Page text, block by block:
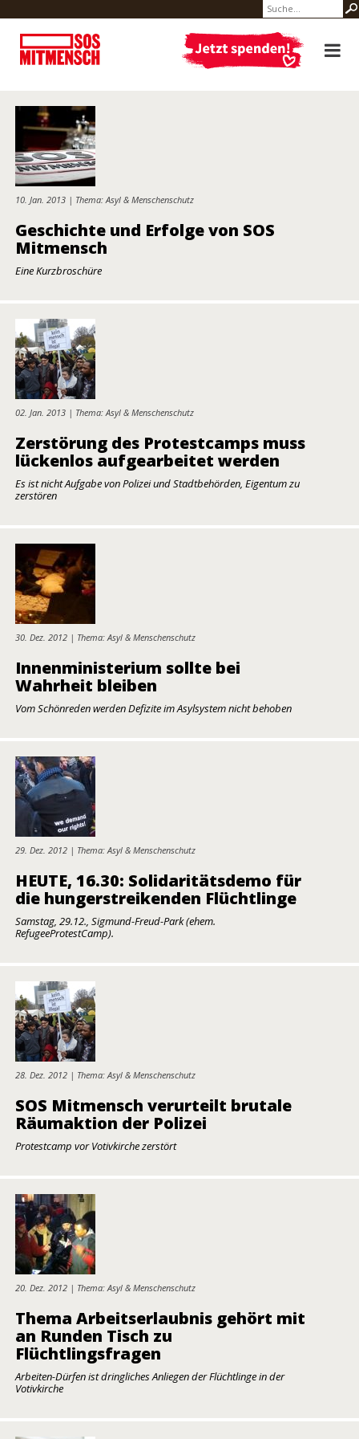
10. Jan. 2013 | Thema: Asyl & Menschenschutz
Geschichte und Erfolge von SOS
Mitmensch
Eine Kurzbroschüre
02. Jan. 2013 | Thema: Asyl & Menschenschutz
Zerstörung des Protestcamps muss
lückenlos aufgearbeitet werden
Es ist nicht Aufgabe von Polizei und Stadtbehörden, Eigentum zu
zerstören
30. Dez. 2012 | Thema: Asyl & Menschenschutz
Innenministerium sollte bei
Wahrheit bleiben
Vom Schönreden werden Defizite im Asylsystem nicht behoben
29. Dez. 2012 | Thema: Asyl & Menschenschutz
HEUTE, 16.30: Solidaritätsdemo für
die hungerstreikenden Flüchtlinge
Samstag, 29.12., Sigmund-Freud-Park (ehem.
RefugeeProtestCamp).
28. Dez. 2012 | Thema: Asyl & Menschenschutz
SOS Mitmensch verurteilt brutale
Räumaktion der Polizei
Protestcamp vor Votivkirche zerstört
20. Dez. 2012 | Thema: Asyl & Menschenschutz
Thema Arbeitserlaubnis gehört mit
an Runden Tisch zu
Flüchtlingsfragen
Arbeiten-Dürfen ist dringliches Anliegen der Flüchtlinge in der
Votivkirche